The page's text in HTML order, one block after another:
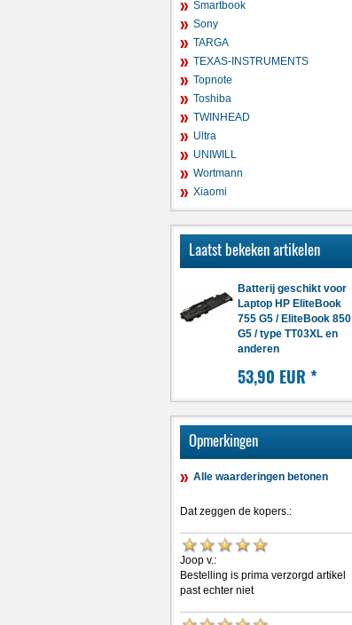
Smartbook
Sony
TARGA
TEXAS-INSTRUMENTS
Topnote
Toshiba
TWINHEAD
Ultra
UNIWILL
Wortmann
Xiaomi
Laatst bekeken artikelen
Batterij geschikt voor
Laptop HP EliteBook
755 G5 / EliteBook 850
G5 / type TT03XL en
anderen
53,90 EUR *
Opmerkingen
Alle waarderingen betonen
Dat zeggen de kopers.:
Joop v.:
Bestelling is prima verzorgd artikel
past echter niet